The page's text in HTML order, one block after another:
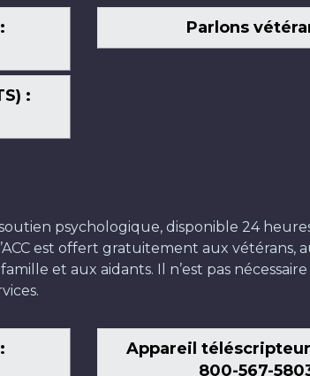
:
Parlons
psychologique, disponible 24
est offert gratuitement aux vétérans,
et aux aidants. Il n’est pas
Appareil téléscripteur
800-567-